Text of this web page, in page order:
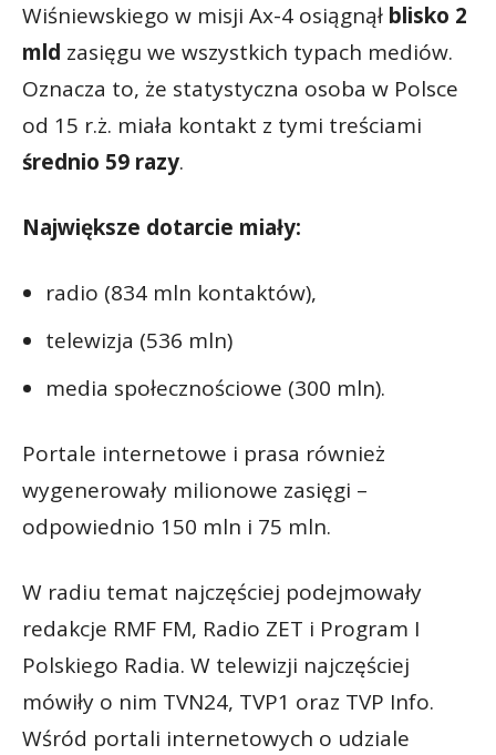
Wiśniewskiego w misji Ax-4 osiągnął blisko 2
mld zasięgu we wszystkich typach mediów.
Oznacza to, że statystyczna osoba w Polsce
od 15 r.ż. miała kontakt z tymi treściami
średnio 59 razy.
Największe dotarcie miały:
radio (834 mln kontaktów),
telewizja (536 mln)
media społecznościowe (300 mln).
Portale internetowe i prasa również
wygenerowały milionowe zasięgi –
odpowiednio 150 mln i 75 mln.
W radiu temat najczęściej podejmowały
redakcje RMF FM, Radio ZET i Program I
Polskiego Radia. W telewizji najczęściej
mówiły o nim TVN24, TVP1 oraz TVP Info.
Wśród portali internetowych o udziale